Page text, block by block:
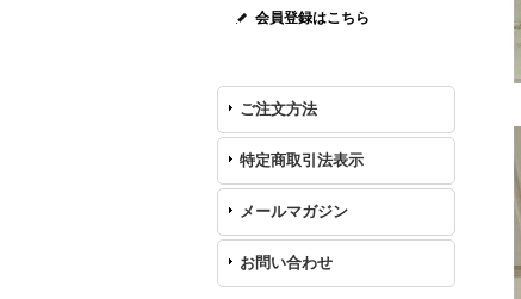
会員登録はこちら
ご注文方法
特定商取引法表示
メールマガジン
お問い合わせ